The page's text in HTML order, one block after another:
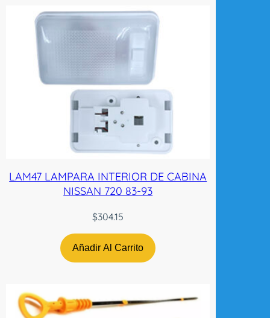
LAM47 LAMPARA INTERIOR DE CABINA
NISSAN 720 83-93
$304.15
Añadir Al Carrito